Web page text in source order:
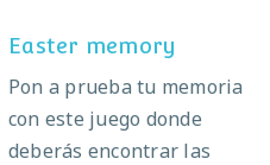
Easter memory
Pon a prueba tu memoria
con este juego donde
deberás encontrar las